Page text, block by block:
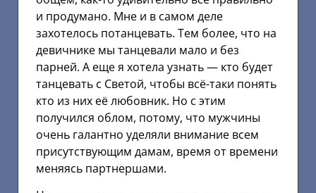
и продумано. Мне и в самом деле
захотелось потанцевать. Тем более, что на
девичнике мы танцевали мало и без
парней. А еще я хотела узнать — кто будет
танцевать с Светой, чтобы всё-таки понять
кто из них её любовник. Но с этим
получился облом, потому, что мужчины
очень галантно уделяли внимание всем
присутствующим дамам, время от времени
меняясь партнершами.